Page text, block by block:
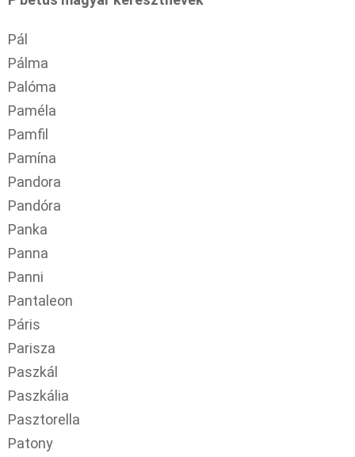
Pál
Pálma
Palóma
Paméla
Pamfil
Pamína
Pandora
Pandóra
Panka
Panna
Panni
Pantaleon
Páris
Parisza
Paszkál
Paszkália
Pasztorella
Patony